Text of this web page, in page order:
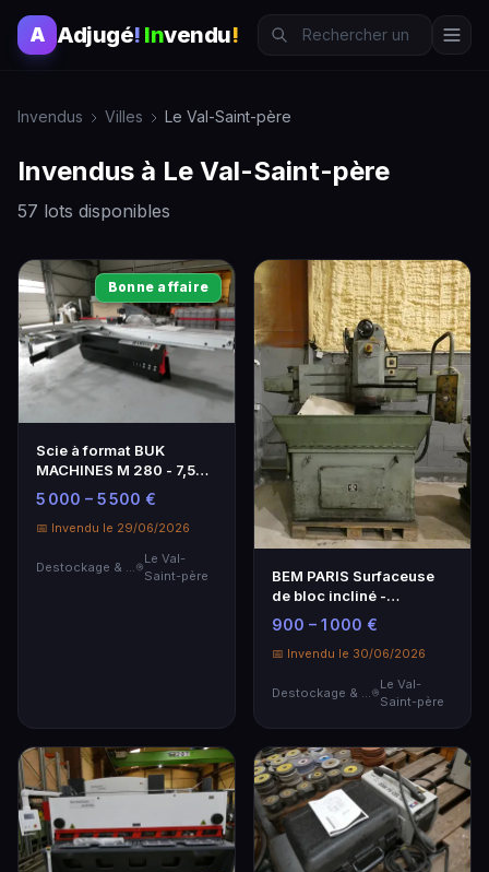
A Adjugé! Invendu!
Invendus Villes Le Val-Saint-père
Invendus à Le Val-Saint-père
57 lots disponibles
Bonne affaire
Scie à format BUK
MACHINES M 280 - 7,5
KW, Neuve
5 000 – 5 500 €
📅 Invendu le 29/06/2026
Le Val-
Saint-père
BEM PARIS Surfaceuse
de bloc incliné -
Équipement
professionnel de qualité
900 – 1 000 €
📅 Invendu le 30/06/2026
Destockage & Invendus
Le Val-
Saint-père